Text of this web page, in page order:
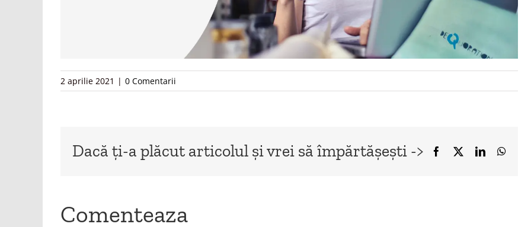
2 aprilie 2021 | 0 Comentarii
Dacă ți-a plăcut articolul și vrei să împărtășești -> Facebook
X LinkedIn
Comenteaza